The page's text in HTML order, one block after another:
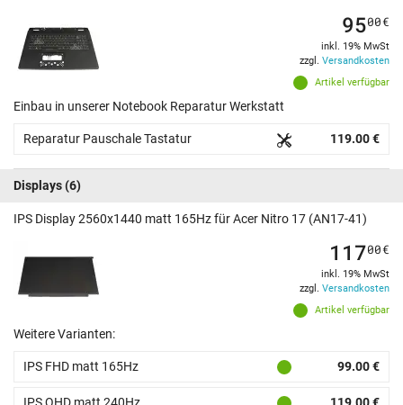
Artikel verfügbar
9500€
inkl. 19% MwSt
zzgl. Versandkosten
Einbau in unserer Notebook Reparatur Werkstatt
Reparatur Pauschale Tastatur 119.00 €
Displays(6)
IPS Display 2560x1440 matt 165Hz für Acer Nitro 17 (AN17-41)
Artikel verfügbar
11700€
inkl. 19% MwSt
zzgl. Versandkosten
Weitere Varianten:
IPS FHD matt 165Hz 99.00 €